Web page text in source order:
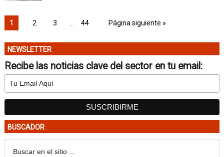
1 2 3 44 Página siguiente »
NEWSLETTER
Recibe las noticias clave del sector en tu email:
BUSCADOR